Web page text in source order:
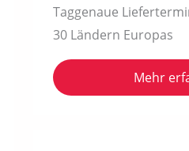
Taggenaue
30 Ländern Europas
Mehr